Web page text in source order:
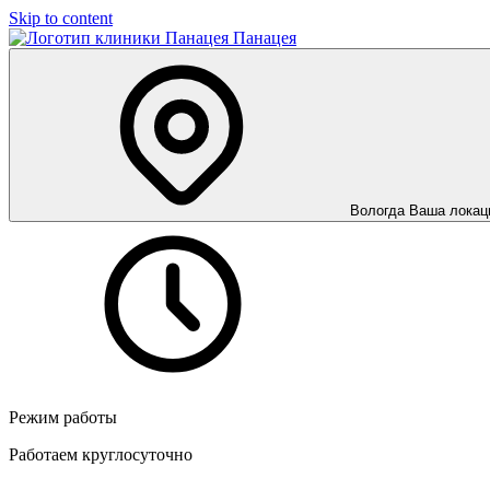
Skip to content
Панацея
Вологда Ваша
Режим работы
Работаем круглосуточно